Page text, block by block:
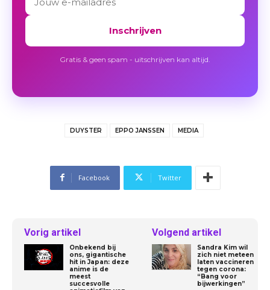
Inschrijven
Gratis & geen spam - uitschrijven kan altijd.
DUYSTER EPPO JANSSEN MEDIA
Facebook Twitter
Vorig artikel
Onbekend bij
ons, gigantische
hit in Japan: deze
anime is de
meest
succesvolle
Volgend artikel
Sandra Kim wil
zich niet meteen
laten vaccineren
tegen corona:
“Bang voor
bijwerkingen”